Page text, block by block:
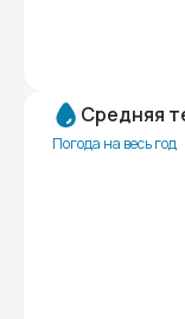
Средняя
Погода на весь год